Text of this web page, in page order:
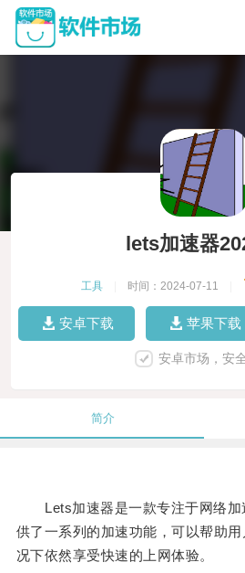
lets加速器
工具 时间：2024-07-11
安卓下载 苹果下载
安卓市场，安
简介
Lets加速器是一款专注于网络加
供了一系列的加速功能，可以帮助
况下依然享受快速的上网体验。